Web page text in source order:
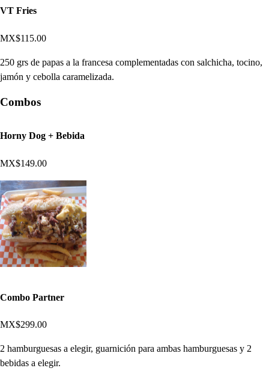
VT Fries
MX$115.00
250 grs de papas a la francesa complementadas con salchicha, tocino,
jamón y cebolla caramelizada.
Combos
Horny Dog + Bebida
MX$149.00
Combo Partner
MX$299.00
2 hamburguesas a elegir, guarnición para ambas hamburguesas y 2
bebidas a elegir.